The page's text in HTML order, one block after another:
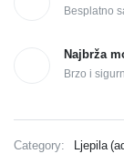
Besplatno
Najbrža
Brzo i
Category: Ljepila